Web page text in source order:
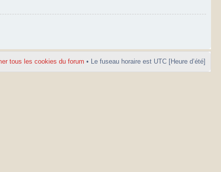
tous les cookies du forum • Le fuseau horaire est UTC [Heure d’été]